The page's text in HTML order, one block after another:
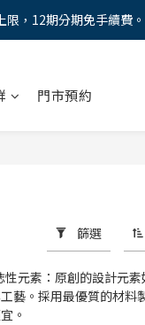
，12期分期免手續費。
，12期分期免手續費。
身打造。】門市會員優
門市預約
篩選
元素：原創的設計
藝。採用最優質的材
。